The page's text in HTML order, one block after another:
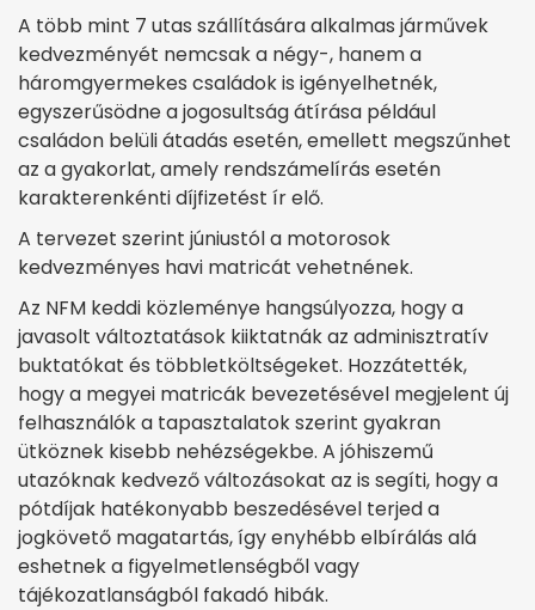
A több mint 7 utas szállítására alkalmas járművek
kedvezményét nemcsak a négy-, hanem a
háromgyermekes családok is igényelhetnék,
egyszerűsödne a jogosultság átírása például
családon belüli átadás esetén, emellett megszűnhet
az a gyakorlat, amely rendszámelírás esetén
karakterenkénti díjfizetést ír elő.
A tervezet szerint júniustól a motorosok
kedvezményes havi matricát vehetnének.
Az NFM keddi közleménye hangsúlyozza, hogy a
javasolt változtatások kiiktatnák az adminisztratív
buktatókat és többletköltségeket. Hozzátették,
hogy a megyei matricák bevezetésével megjelent új
felhasználók a tapasztalatok szerint gyakran
ütköznek kisebb nehézségekbe. A jóhiszemű
utazóknak kedvező változásokat az is segíti, hogy a
pótdíjak hatékonyabb beszedésével terjed a
jogkövető magatartás, így enyhébb elbírálás alá
eshetnek a figyelmetlenségből vagy
tájékozatlanságból fakadó hibák.